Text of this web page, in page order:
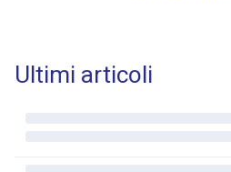
Ultimi articoli